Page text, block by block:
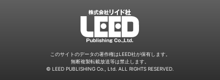
LEED
このサイトのデータの著作権はLEED社が保有します。
無断複製転載放送等は禁止します。
© LEED PUBLISHING Co., Ltd. ALL RIGHTS RESERVED.